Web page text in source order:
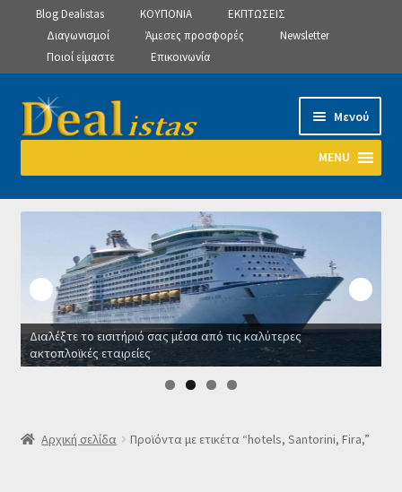
Blog Dealistas ΚΟΥΠΟΝΙΑ
ΕΚΠΤΩΣΕΙΣ
Διαγωνισμοί
Άμεσες προσφορές
Newsletter
Ποιοί είμαστε
Επικοινωνία
Απευθείας
μετάβαση
πλοήγηση
Μετάβαση
σε
Μενού
MENU
Αρχική
Manage Subscriptions
Manage Subscriptions
Manage Subscriptions
SLIDER
Διαλέξτε το εισιτήριό σας μέσα από τις καλύτερες
ακτοπλοϊκές εταιρείες
Αρχική σελίδα Προϊόντα με ετικέτα “hotels, Santorini, Fira,”